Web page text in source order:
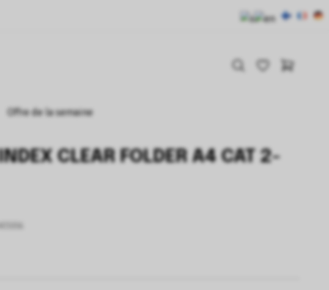
Offre de la semaine
CLEAR FOLDER A4 CAT 2-